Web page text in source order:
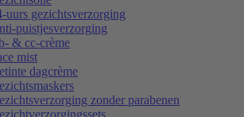
uurs gezichtsverzorging
puistjesverzorging
& cc-crème
mist
dagcrème
zonder parabenen